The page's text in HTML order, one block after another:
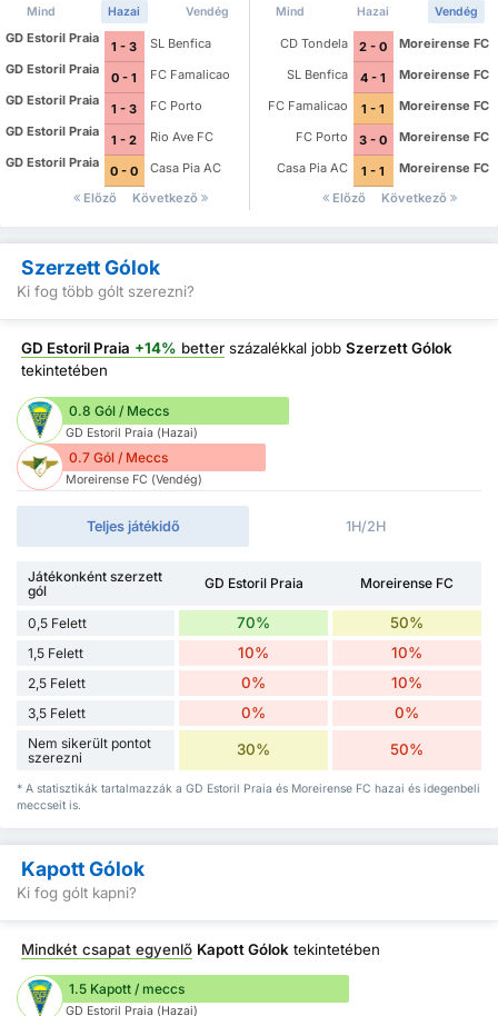
Mind Hazai Vendég
GD Estoril Praia
1 - 3
SL Benfica
GD Estoril Praia
0 - 1
FC Famalicao
GD Estoril Praia
1 - 3
FC Porto
GD Estoril Praia
1 - 2
Rio Ave FC
GD Estoril Praia
0 - 0
Casa Pia AC
Előző
Következő
Mind Hazai Vendég
CD Tondela 2 - 0
Moreirense FC
SL Benfica
4 - 1
Moreirense FC
FC Famalicao
1 - 1
Moreirense FC
FC Porto
3 - 0
Moreirense FC
Casa Pia AC
1 - 1
Moreirense FC
Előző
Következő
Szerzett Gólok
Ki fog több gólt szerezni?
GD Estoril Praia +14% better százalékkal jobb Szerzett Gólok
tekintetében
0.8 Gól / Meccs
GD Estoril Praia (Hazai)
0.7 Gól / Meccs
Moreirense FC (Vendég)
Teljes játékidő 1H/2H
Játékonként szerzett
gól
GD Estoril Praia Moreirense FC
0,5 Felett 70% 50%
1,5 Felett 10% 10%
2,5 Felett 0% 10%
3,5 Felett 0% 0%
Nem sikerült pontot
szerezni
30% 50%
* A statisztikák tartalmazzák a GD Estoril Praia és Moreirense FC hazai és idegenbeli
meccseit is.
Kapott Gólok
Ki fog gólt kapni?
Mindkét csapat egyenlő Kapott Gólok tekintetében
1.5 Kapott / meccs
GD Estoril Praia (Hazai)